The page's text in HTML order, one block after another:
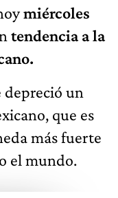
miércoles
tendencia a la
depreció un
que es
más fuerte
el mundo.